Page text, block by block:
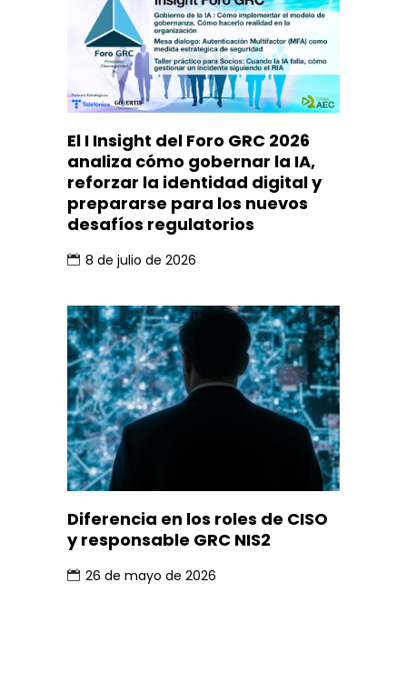
El I Insight del Foro GRC 2026
analiza cómo gobernar la IA,
reforzar la identidad digital y
prepararse para los nuevos
desafíos regulatorios
8 de julio de 2026
Diferencia en los roles de CISO
y responsable GRC NIS2
26 de mayo de 2026